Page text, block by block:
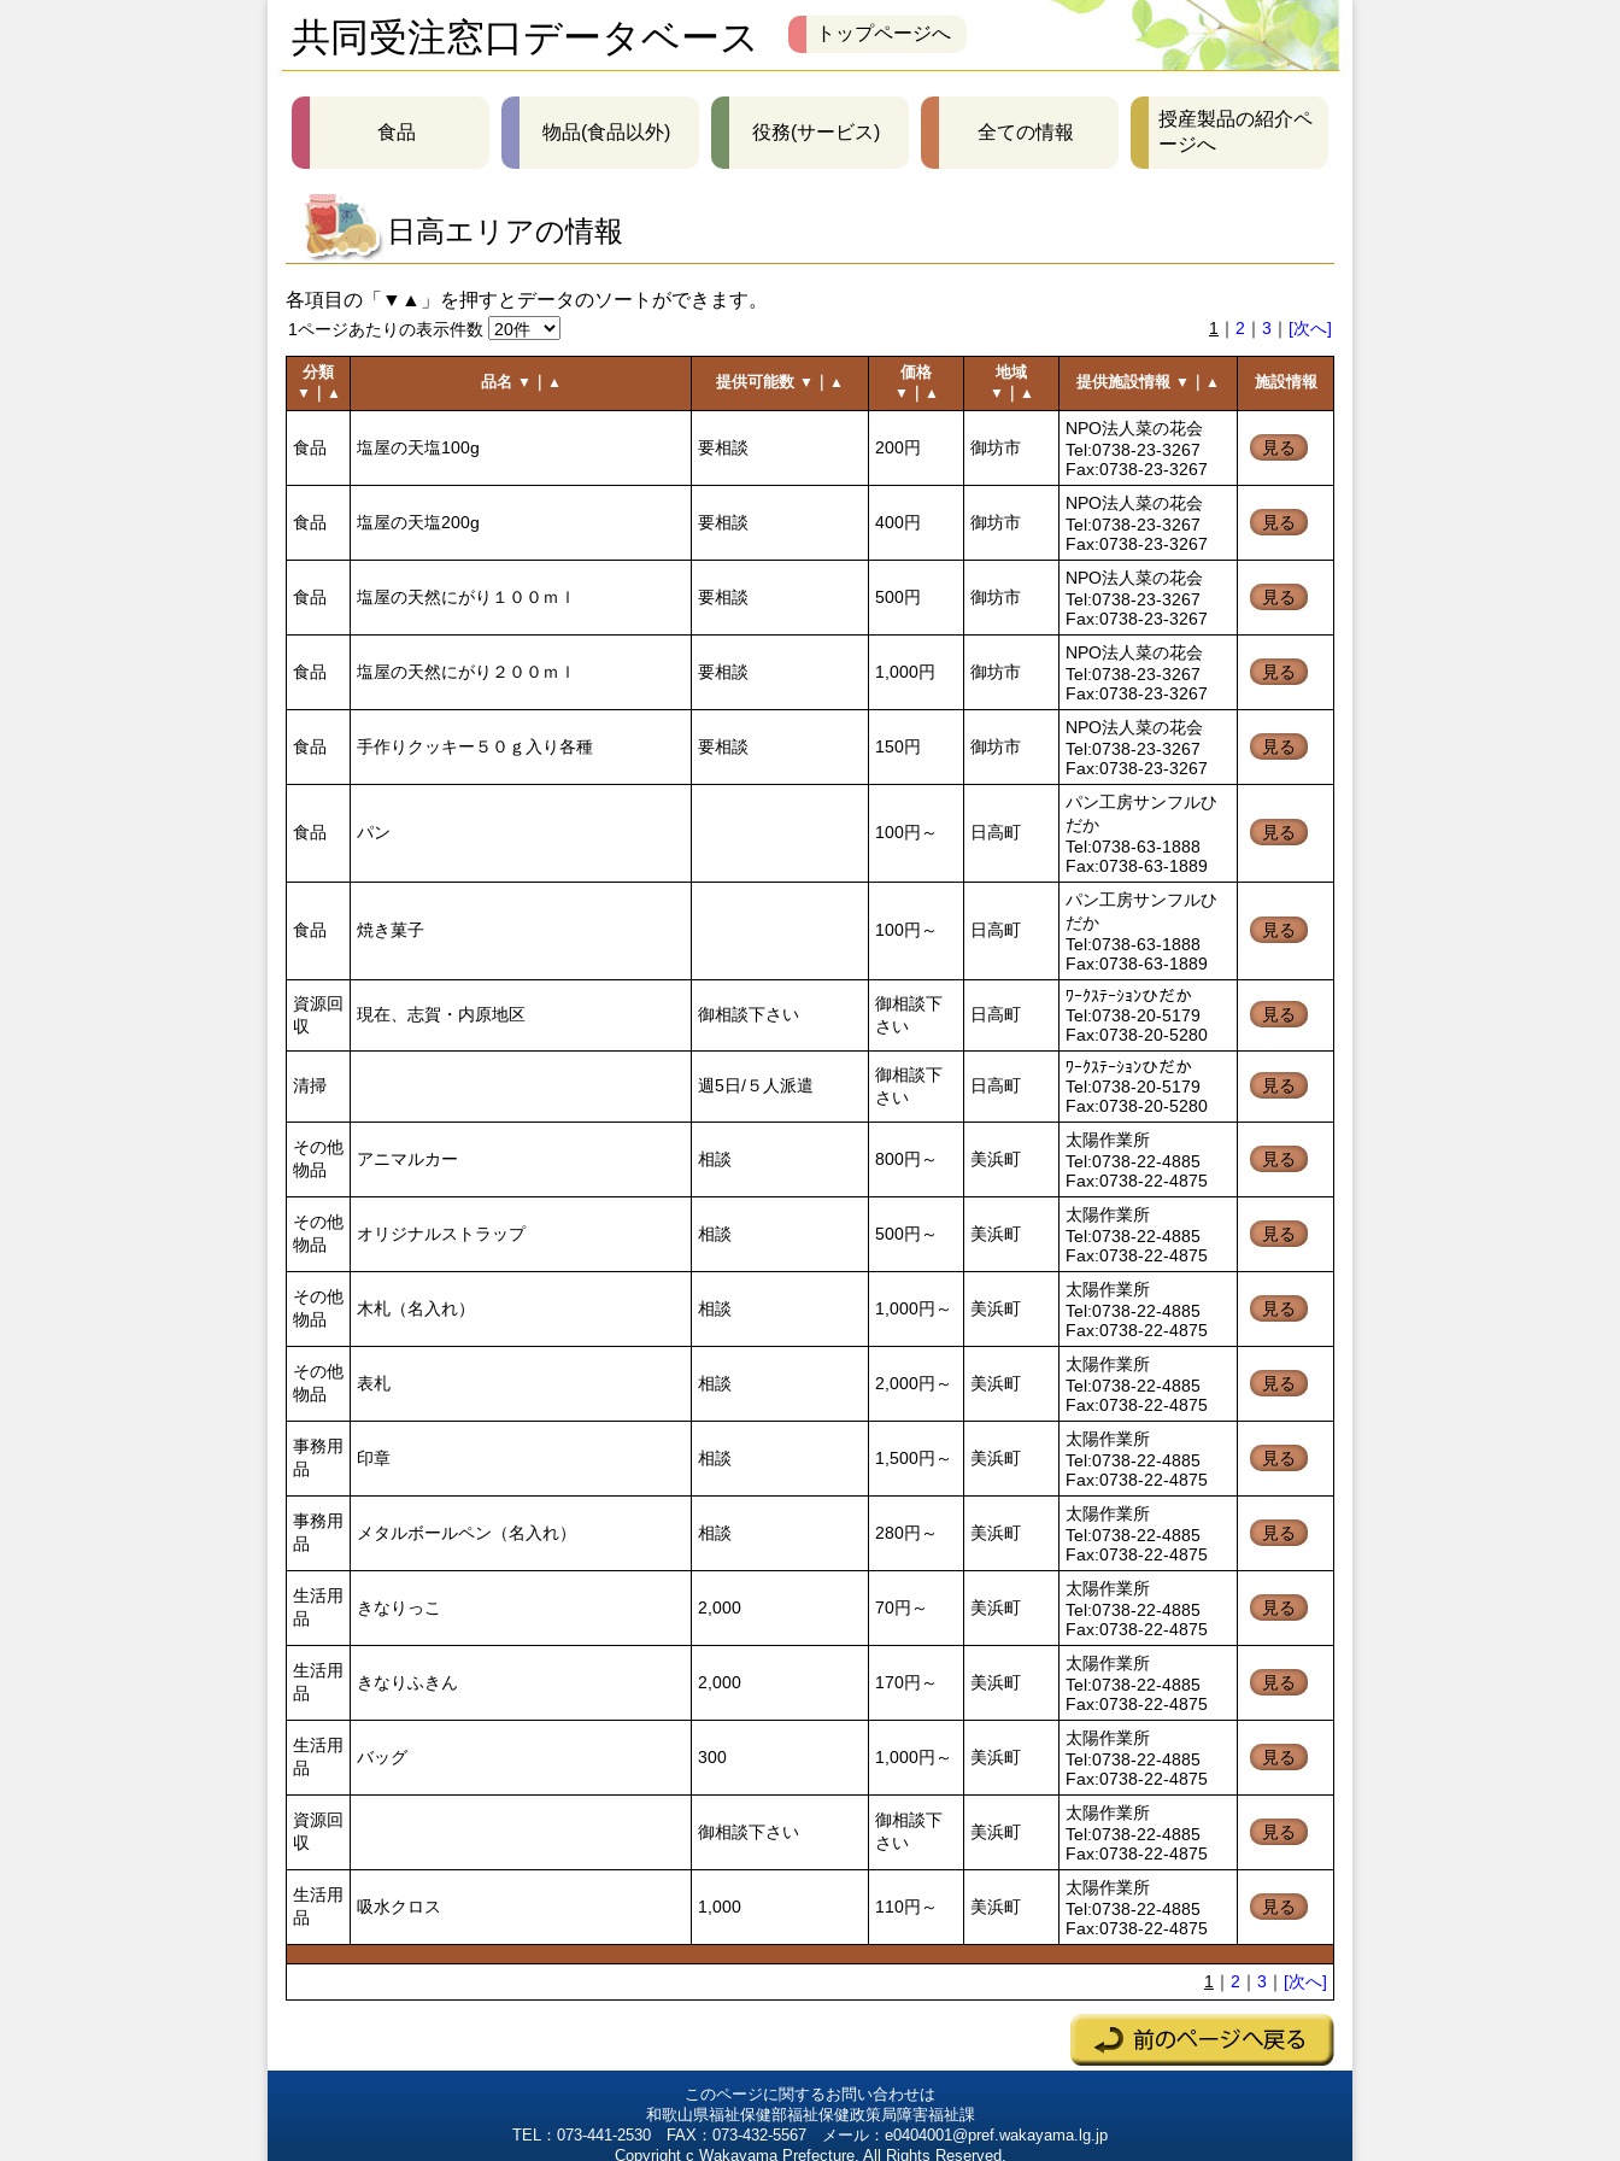
共同受注窓口データベース トップページへ
食品 物品(食品以外) 役務(サービス) 全ての情報
授産製品の紹介ペ
ージへ
日高エリアの情報
各項目の「▼▲」を押すとデータのソートができます。
1ページあたりの表示件数 1 ｜ 2 ｜ 3 ｜ [次へ]
分類
▼ ▲
品名 ▼ ▲ 提供可能数 ▼ ▲
価格
▼ ▲
地域
▼ ▲
提供施設情報 ▼ ▲ 施設情報
食品 塩屋の天塩100g 要相談 200円 御坊市
NPO法人菜の花会
Tel:0738-23-3267
Fax:0738-23-3267
見る
食品 塩屋の天塩200g 要相談 400円 御坊市
NPO法人菜の花会
Tel:0738-23-3267
Fax:0738-23-3267
見る
食品 塩屋の天然にがり１００ｍｌ 要相談 500円 御坊市
NPO法人菜の花会
Tel:0738-23-3267
Fax:0738-23-3267
見る
食品 塩屋の天然にがり２００ｍｌ 要相談 1,000円 御坊市
NPO法人菜の花会
Tel:0738-23-3267
Fax:0738-23-3267
見る
食品 手作りクッキー５０ｇ入り各種 要相談 150円 御坊市
NPO法人菜の花会
Tel:0738-23-3267
Fax:0738-23-3267
見る
食品 パン 100円～ 日高町
パン工房サンフルひ
だか
Tel:0738-63-1888
Fax:0738-63-1889
見る
食品 焼き菓子 100円～ 日高町
パン工房サンフルひ
だか
Tel:0738-63-1888
Fax:0738-63-1889
見る
資源回
収
現在、志賀・内原地区 御相談下さい
御相談下
さい
日高町
ﾜｰｸｽﾃｰｼｮﾝひだか
Tel:0738-20-5179
Fax:0738-20-5280
見る
清掃 週5日/５人派遣
御相談下
さい
日高町
ﾜｰｸｽﾃｰｼｮﾝひだか
Tel:0738-20-5179
Fax:0738-20-5280
見る
その他
物品
アニマルカー 相談 800円～ 美浜町
太陽作業所
Tel:0738-22-4885
Fax:0738-22-4875
見る
その他
物品
オリジナルストラップ 相談 500円～ 美浜町
太陽作業所
Tel:0738-22-4885
Fax:0738-22-4875
見る
その他
物品
木札（名入れ） 相談 1,000円～ 美浜町
太陽作業所
Tel:0738-22-4885
Fax:0738-22-4875
見る
その他
物品
表札 相談 2,000円～ 美浜町
太陽作業所
Tel:0738-22-4885
Fax:0738-22-4875
見る
事務用
品
印章 相談 1,500円～ 美浜町
太陽作業所
Tel:0738-22-4885
Fax:0738-22-4875
見る
事務用
品
メタルボールペン（名入れ） 相談 280円～ 美浜町
太陽作業所
Tel:0738-22-4885
Fax:0738-22-4875
見る
生活用
品
きなりっこ 2,000 70円～ 美浜町
太陽作業所
Tel:0738-22-4885
Fax:0738-22-4875
見る
生活用
品
きなりふきん 2,000 170円～ 美浜町
太陽作業所
Tel:0738-22-4885
Fax:0738-22-4875
見る
生活用
品
バッグ 300 1,000円～ 美浜町
太陽作業所
Tel:0738-22-4885
Fax:0738-22-4875
見る
資源回
収
御相談下さい
御相談下
さい
美浜町
太陽作業所
Tel:0738-22-4885
Fax:0738-22-4875
見る
生活用
品
吸水クロス 1,000 110円～ 美浜町
太陽作業所
Tel:0738-22-4885
Fax:0738-22-4875
見る
1 ｜ 2 ｜ 3 ｜ [次へ]
このページに関するお問い合わせは
和歌山県福祉保健部福祉保健政策局障害福祉課
TEL：073-441-2530 FAX：073-432-5567 メール：e0404001@pref.wakayama.lg.jp
Copyright c Wakayama Prefecture. All Rights Reserved.